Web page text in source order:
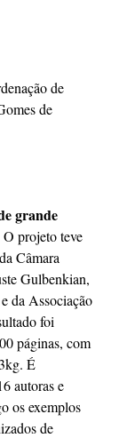
de
de
grande
projeto teve
Câmara
Gulbenkian,
da Associação
foi
páginas, com
É
autoras e
os exemplos
de